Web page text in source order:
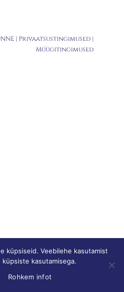
| Privaatsustingimused |
Müügitingimused
küpsiseid. Veebilehe kasutamist
kasutamisega.
Rohkem infot